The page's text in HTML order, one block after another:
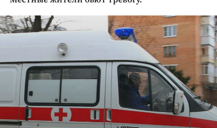
Культура
Недвижимость и ЖКХ
Образование
Общество
Погода
Праздники
Происшествия
Спорт